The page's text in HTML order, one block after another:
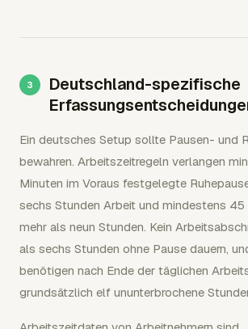
Deutschland-spezifische
Ein deutsches Setup sollte Pausen- und
bewahren. Arbeitszeitregeln verlangen
Minuten im Voraus festgelegte
sechs Stunden Arbeit und mindestens 45
mehr als neun Stunden. Kein
als sechs Stunden ohne Pause dauern,
benötigen nach Ende der täglichen
grundsätzlich elf ununterbrochene